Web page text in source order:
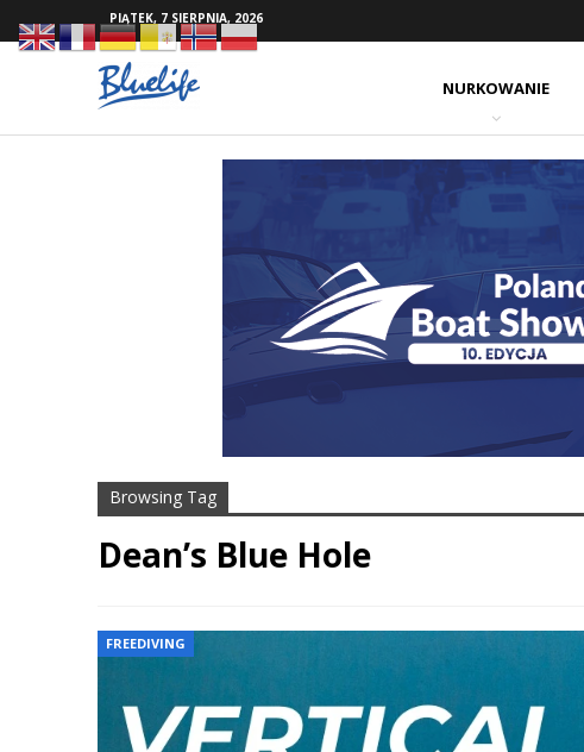
PIĄTEK, 7 SIERPNIA, 2026
NURKOWANIE
Browsing Tag
Dean’s Blue Hole
FREEDIVING